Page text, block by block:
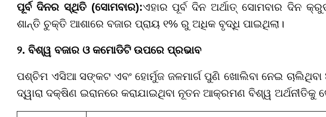
ପୂର୍ବ ଦିନର ସ୍ଥିତି (ସୋମବାର):ଏହାର ପୂର୍ବ ଦିନ ଅର୍ଥାତ୍ ସୋମବାର ଦିନ
ଶାନ୍ତି ଚୁକ୍ତି ଆଶାରେ ବଜାର ପ୍ରାୟ ୧% ରୁ ଅଧିକ ବୃଦ୍ଧି ପାଇଥିଲା।
୨. ବିଶ୍ୱ ବଜାର ଓ କମୋଡିଟି ଉପରେ ପ୍ରଭାବ
ପଶ୍ଚିମ ଏସିଆ ସଙ୍କଟ ଏବଂ ହୋର୍ମୁଜ ଜଳମାର୍ଗ ପୁଣି ଖୋଲିବା ନେଇ
ଦ୍ୱାରା ଦକ୍ଷିଣ ଇରାନରେ କରାଯାଇଥିବା ନୂତନ ଆକ୍ରମଣ ବିଶ୍ୱ ଅର୍ଥନୀତିକୁ